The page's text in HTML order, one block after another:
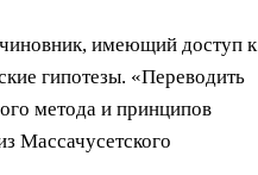
чиновник, имеющий доступ к
гипотезы. «Переводить
метода и принципов
Массачусетского